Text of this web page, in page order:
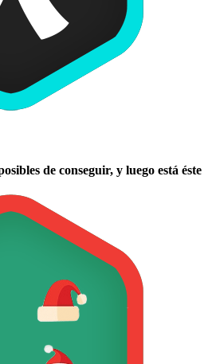
de conseguir, y luego está éste